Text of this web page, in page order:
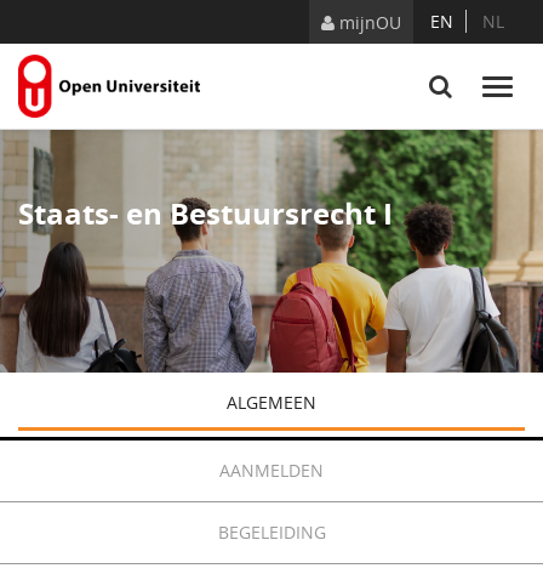
mijnOU EN NL
Staats- en Bestuursrecht I
ALGEMEEN
AANMELDEN
BEGELEIDING